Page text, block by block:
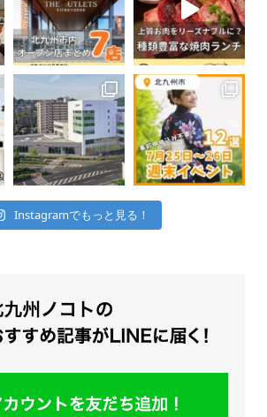
Instagramでもっと見る！